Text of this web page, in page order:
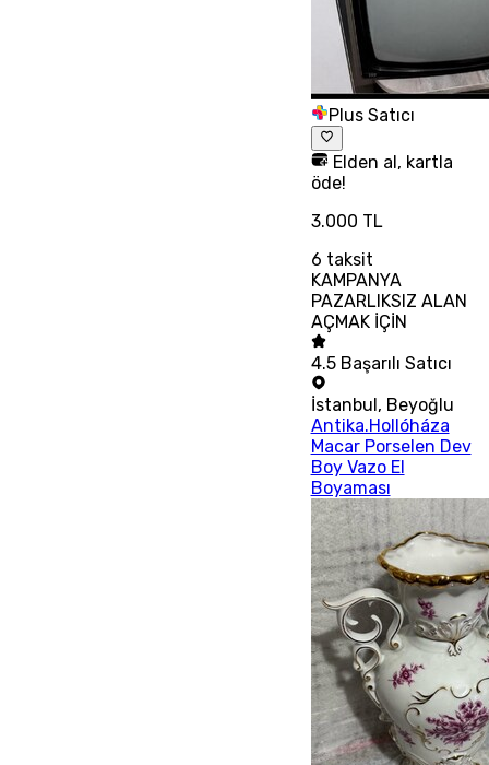
Plus Satıcı
Elden al, kartla
öde!
3.000 TL
6 taksit
KAMPANYA
PAZARLIKSIZ ALAN
AÇMAK İÇİN
4.5 Başarılı Satıcı
İstanbul, Beyoğlu
Antika.Hollóháza
Macar Porselen Dev
Boy Vazo El
Boyaması